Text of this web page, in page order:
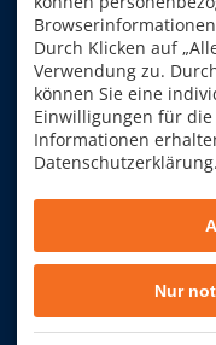
QUALIFIKATION
BERGFÜHRER
Facebook
Durch Klicken auf
Verwendung zu.
können Sie eine
Einwilligungen für
Informationen
Datenschutzerklärung.
Nur